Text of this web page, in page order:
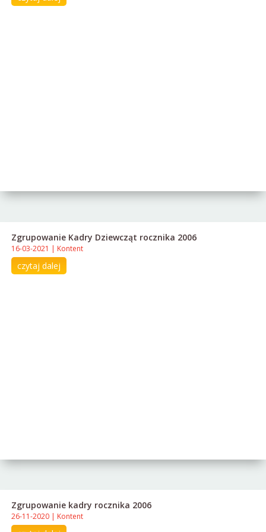
Zgrupowanie Kadry Dziewcząt rocznika 2006
16-03-2021 | Kontent
czytaj dalej
Zgrupowanie kadry rocznika 2006
26-11-2020 | Kontent